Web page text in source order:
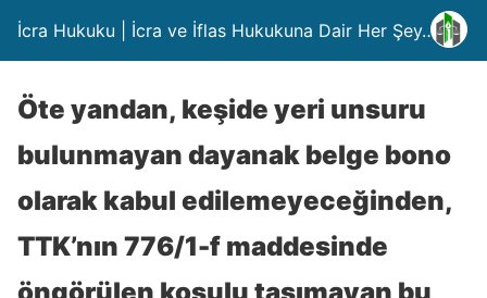
İcra Hukuku | İcra ve İflas Hukukuna Dair Her Şey….
Öte yandan, keşide yeri unsuru
bulunmayan dayanak belge bono
olarak kabul edilemeyeceğinden,
TTK’nın 776/1-f maddesinde